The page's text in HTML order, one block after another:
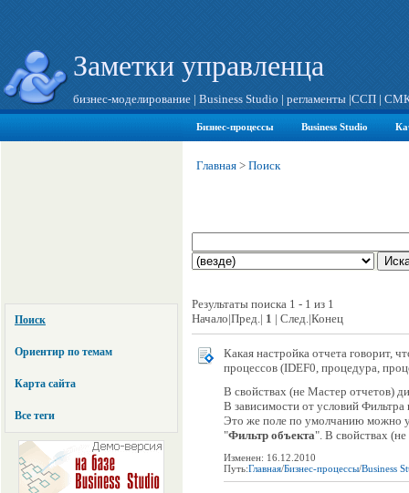
Заметки управленца
бизнес-моделирование | Business Studio | регламенты |ССП |
Бизнес-процессы Business Studio
Поиск
Ориентир по темам
Карта сайта
Все теги
Главная > Поиск
Результаты поиска 1 - 1 из 1
Начало|Пред.| 1 | След.|Конец
Какая настройка отчета говорит,
процессов (IDEF0, процедура,
В свойствах (не Мастер отчетов)
В зависимости от условий Фильтра
Это же поле по умолчанию можно
"Фильтр объекта". В свойствах
Изменен: 16.12.2010
Путь:Главная/Бизнес-процессы/Business